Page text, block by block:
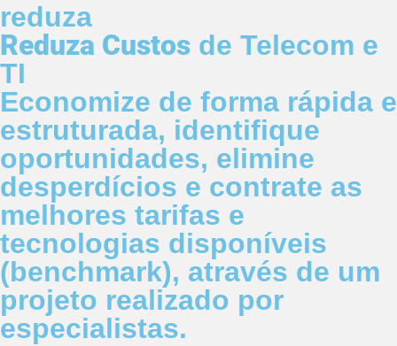
reduza
Reduza Custos de Telecom e
TI
Economize de forma rápida e
estruturada, identifique
oportunidades, elimine
desperdícios e contrate as
melhores tarifas e
tecnologias disponíveis
(benchmark), através de um
projeto realizado por
especialistas.